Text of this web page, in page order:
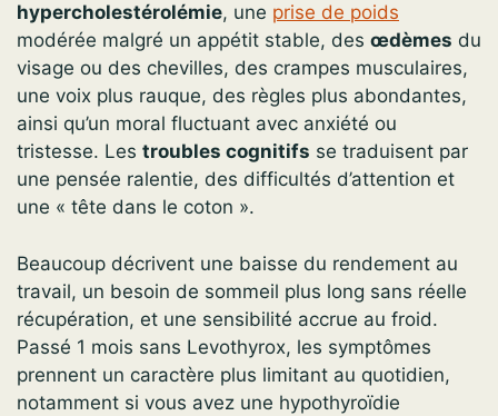
hypercholestérolémie, une prise de poids
modérée malgré un appétit stable, des œdèmes du
visage ou des chevilles, des crampes musculaires,
une voix plus rauque, des règles plus abondantes,
ainsi qu’un moral fluctuant avec anxiété ou
tristesse. Les troubles cognitifs se traduisent par
une pensée ralentie, des difficultés d’attention et
une « tête dans le coton ».
Beaucoup décrivent une baisse du rendement au
travail, un besoin de sommeil plus long sans réelle
récupération, et une sensibilité accrue au froid.
Passé 1 mois sans Levothyrox, les symptômes
prennent un caractère plus limitant au quotidien,
notamment si vous avez une hypothyroïdie